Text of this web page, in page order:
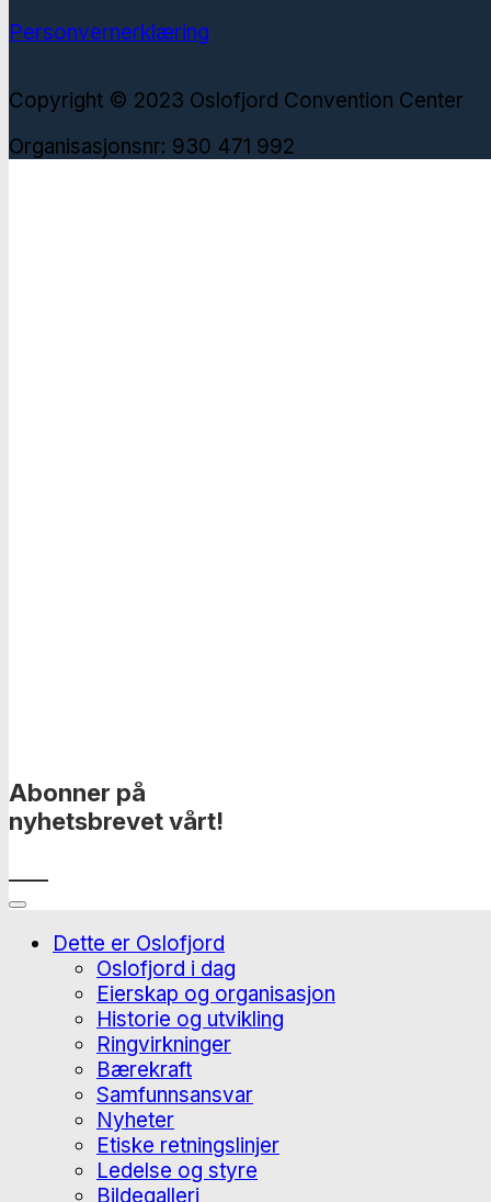
Personvernerklæring
Copyright © 2023 Oslofjord Convention Center
Organisasjonsnr: 930 471 992
Abonner på
nyhetsbrevet vårt!
Dette er Oslofjord
Oslofjord i dag
Eierskap og organisasjon
Historie og utvikling
Ringvirkninger
Bærekraft
Samfunnsansvar
Nyheter
Etiske retningslinjer
Ledelse og styre
Bildegalleri